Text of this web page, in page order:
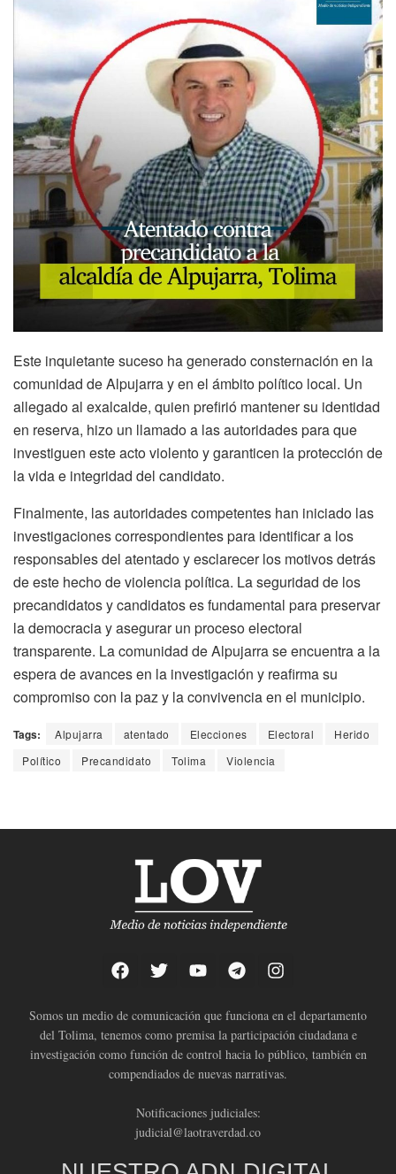
Este inquietante suceso ha generado consternación en la
comunidad de Alpujarra y en el ámbito político local. Un
allegado al exalcalde, quien prefirió mantener su identidad
en reserva, hizo un llamado a las autoridades para que
investiguen este acto violento y garanticen la protección de
la vida e integridad del candidato.
Finalmente, las autoridades competentes han iniciado las
investigaciones correspondientes para identificar a los
responsables del atentado y esclarecer los motivos detrás
de este hecho de violencia política. La seguridad de los
precandidatos y candidatos es fundamental para preservar
la democracia y asegurar un proceso electoral
transparente. La comunidad de Alpujarra se encuentra a la
espera de avances en la investigación y reafirma su
compromiso con la paz y la convivencia en el municipio.
Tags: Alpujarra atentado Elecciones Electoral
Herido
Político
Precandidato Tolima Violencia
Somos un medio de comunicación que funciona en el departamento
del Tolima, tenemos como premisa la participación ciudadana e
investigación como función de control hacia lo público, también en
compendiados de nuevas narrativas.
Notificaciones judiciales:
judicial@laotraverdad.co